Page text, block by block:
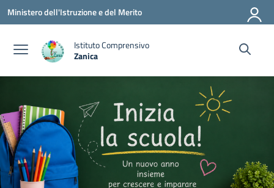
Vai ai contenuti
Vai al menu di navigazione
Vai al footer
Ministero dell'Istruzione e del Merito
Istituto Comprensivo
Zanica